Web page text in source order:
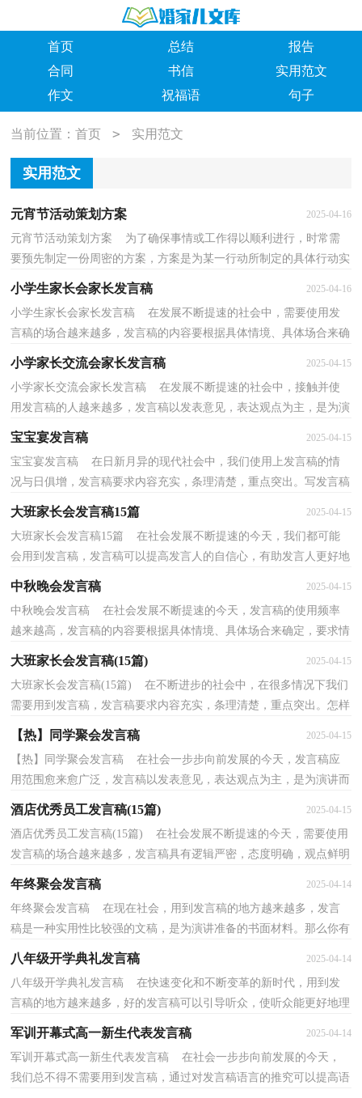
首页 总结
报告
合同
书信
实用范文
作文
祝福语 句子
当前位置：首页 > 实用范文
实用范文
元宵节活动策划方案 2025-04-16
元宵节活动策划方案 为了确保事情或工作得以顺利进行，时常需
要预先制定一份周密的方案，方案是为某一行动所制定的具体行动实
施办法细则、步骤和安排等。你知道什么样的方案...
小学生家长会家长发言稿 2025-04-16
小学生家长会家长发言稿 在发展不断提速的社会中，需要使用发
言稿的场合越来越多，发言稿的内容要根据具体情境、具体场合来确
定，要求情感真实，尊重观众。写发言稿的注意事项有...
小学家长交流会家长发言稿 2025-04-15
小学家长交流会家长发言稿 在发展不断提速的社会中，接触并使
用发言稿的人越来越多，发言稿以发表意见，表达观点为主，是为演
讲而事先准备好的文稿。你知道发言稿怎样才能写的好...
宝宝宴发言稿 2025-04-15
宝宝宴发言稿 在日新月异的现代社会中，我们使用上发言稿的情
况与日俱增，发言稿要求内容充实，条理清楚，重点突出。写发言稿
的注意事项有许多，你确定会写吗？下面是小编整理的宝宝...
大班家长会发言稿15篇 2025-04-15
大班家长会发言稿15篇 在社会发展不断提速的今天，我们都可能
会用到发言稿，发言稿可以提高发言人的自信心，有助发言人更好地
中秋晚会发言稿 2025-04-15
中秋晚会发言稿 在社会发展不断提速的今天，发言稿的使用频率
越来越高，发言稿的内容要根据具体情境、具体场合来确定，要求情
感真实，尊重观众。那要怎么写好发言稿呢？下面是小编...
大班家长会发言稿(15篇) 2025-04-15
大班家长会发言稿(15篇) 在不断进步的社会中，在很多情况下我们
需要用到发言稿，发言稿要求内容充实，条理清楚，重点突出。怎样
【热】同学聚会发言稿 2025-04-15
【热】同学聚会发言稿 在社会一步步向前发展的今天，发言稿应
用范围愈来愈广泛，发言稿以发表意见，表达观点为主，是为演讲而
事先准备好的文稿。还是对发言稿一筹莫展吗？以下是小...
酒店优秀员工发言稿(15篇) 2025-04-15
酒店优秀员工发言稿(15篇) 在社会发展不断提速的今天，需要使用
发言稿的场合越来越多，发言稿具有逻辑严密，态度明确，观点鲜明
年终聚会发言稿 2025-04-14
年终聚会发言稿 在现在社会，用到发言稿的地方越来越多，发言
稿是一种实用性比较强的文稿，是为演讲准备的书面材料。那么你有
八年级开学典礼发言稿 2025-04-14
八年级开学典礼发言稿 在快速变化和不断变革的新时代，用到发
言稿的地方越来越多，好的发言稿可以引导听众，使听众能更好地理
军训开幕式高一新生代表发言稿 2025-04-14
军训开幕式高一新生代表发言稿 在社会一步步向前发展的今天，
我们总不得不需要用到发言稿，通过对发言稿语言的推究可以提高语